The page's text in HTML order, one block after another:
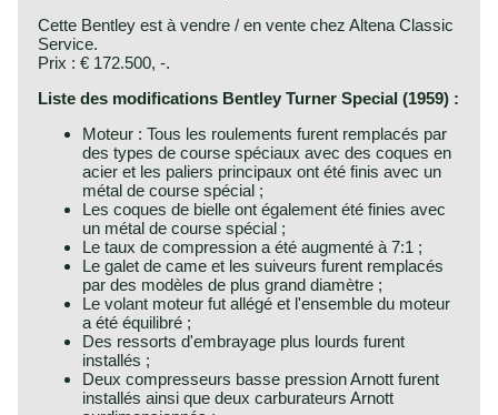
Cette Bentley est à vendre / en vente chez Altena Classic
Service.
Prix : € 172.500, -.
Liste des modifications Bentley Turner Special (1959) :
Moteur : Tous les roulements furent remplacés par
des types de course spéciaux avec des coques en
acier et les paliers principaux ont été finis avec un
métal de course spécial ;
Les coques de bielle ont également été finies avec
un métal de course spécial ;
Le taux de compression a été augmenté à 7:1 ;
Le galet de came et les suiveurs furent remplacés
par des modèles de plus grand diamètre ;
Le volant moteur fut allégé et l'ensemble du moteur
a été équilibré ;
Des ressorts d'embrayage plus lourds furent
installés ;
Deux compresseurs basse pression Arnott furent
installés ainsi que deux carburateurs Arnott